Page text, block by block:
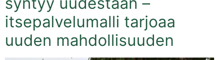
itsepalvelumalli tarjoaa
uuden mahdollisuuden